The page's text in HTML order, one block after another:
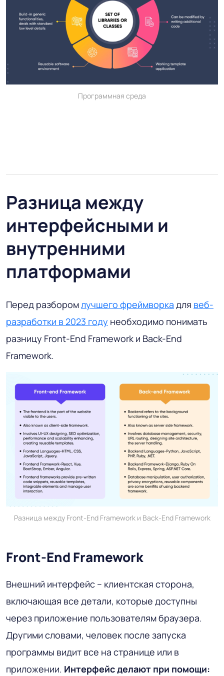
Программная среда
Разница между
интерфейсными и
внутренними
платформами
Перед разборомлучшего фреймворка для веб-
разработки в 2023 году необходимо понимать
разницу Front-End Framework и Back-End
Framework.
Разница между Front-End Framework и Back-End Framework
Front-End Framework
Внешний интерфейс – клиентская сторона,
включающая все детали, которые доступны
через приложение пользователям браузера.
Другими словами, человек после запуска
программы видит все на странице или в
приложении. Интерфейс делают при помощи: